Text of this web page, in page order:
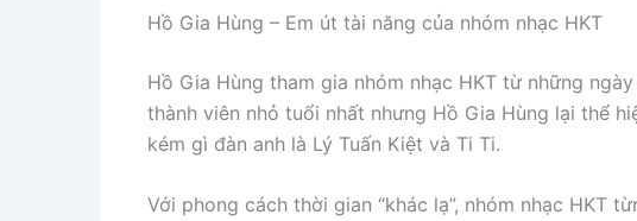
Hồ Gia Hùng – Em út tài năng của nhóm nhạc HKT
Hồ Gia Hùng tham gia nhóm nhạc HKT từ những
thành viên nhỏ tuổi nhất nhưng Hồ Gia Hùng lại thể
kém gì đàn anh là Lý Tuấn Kiệt và Ti Ti.
Với phong cách thời gian “khác lạ”, nhóm nhạc HKT